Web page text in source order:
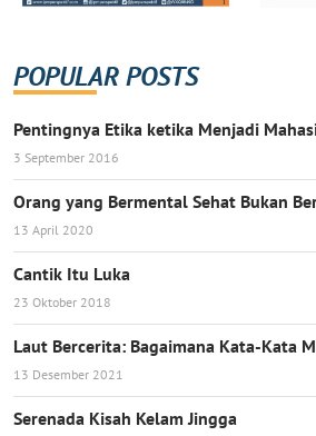
POPULAR POSTS
Pentingnya Etika ketika Menjadi
3 September 2016
Orang yang Bermental Sehat Bukan
13 April 2020
Cantik Itu Luka
23 Oktober 2018
Laut Bercerita: Bagaimana Kata-Kata
13 Desember 2021
Serenada Kisah Kelam Jingga